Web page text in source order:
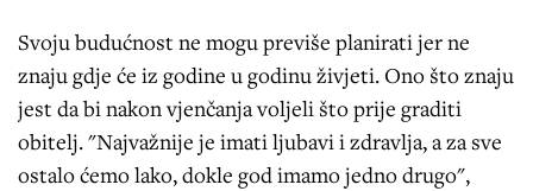
Svoju budućnost ne mogu previše planirati jer ne
znaju gdje će iz godine u godinu živjeti. Ono što znaju
jest da bi nakon vjenčanja voljeli što prije graditi
obitelj. "Najvažnije je imati ljubavi i zdravlja, a za sve
ostalo ćemo lako, dokle god imamo jedno drugo",